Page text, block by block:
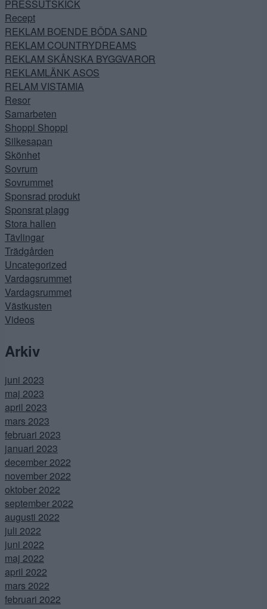
PRESSUTSKICK
Recept
REKLAM BOENDE BÖDA SAND
REKLAM COUNTRYDREAMS
REKLAM SKÅNSKA BYGGVAROR
REKLAMLÄNK ASOS
RELAM VISTAMIA
Resor
Samarbeten
Shoppi Shoppi
Silkesapan
Skönhet
Sovrum
Sovrummet
Sponsrad produkt
Sponsrat plagg
Stora hallen
Tävlingar
Trädgården
Uncategorized
Vardagsrummet
Vardagsrummet
Västkusten
Videos
Arkiv
juni 2023
maj 2023
april 2023
mars 2023
februari 2023
januari 2023
december 2022
november 2022
oktober 2022
september 2022
augusti 2022
juli 2022
juni 2022
maj 2022
april 2022
mars 2022
februari 2022